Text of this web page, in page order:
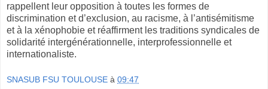
rappellent leur opposition à toutes les formes de
discrimination et d’exclusion, au racisme, à l’antisémitisme
et à la xénophobie et réaffirment les traditions syndicales de
solidarité intergénérationnelle, interprofessionnelle et
internationaliste.
SNASUB FSU TOULOUSE à 09:47